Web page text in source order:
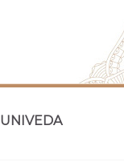
UNIVEDA